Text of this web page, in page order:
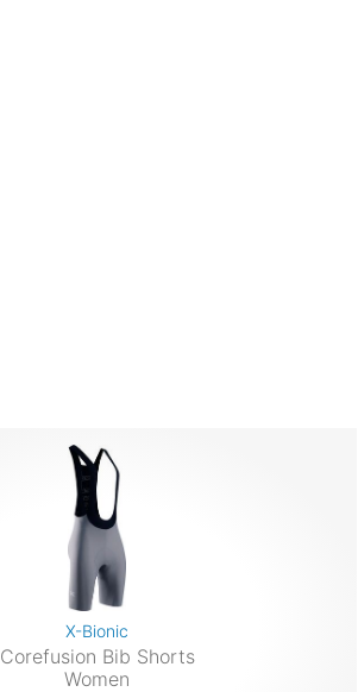
X-Bionic
Corefusion Bib Shorts
Women